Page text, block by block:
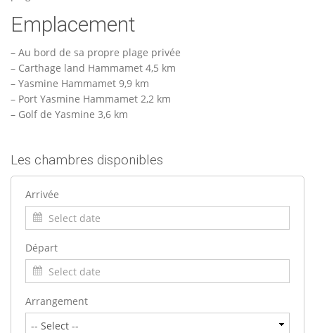
Emplacement
– Au bord de sa propre plage privée
– Carthage land Hammamet 4,5 km
– Yasmine Hammamet 9,9 km
– Port Yasmine Hammamet 2,2 km
– Golf de Yasmine 3,6 km
Les chambres disponibles
Arrivée
Départ
Arrangement